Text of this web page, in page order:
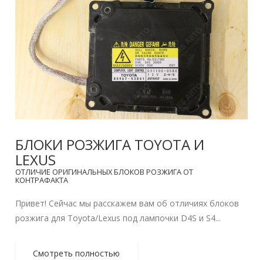
БЛОКИ РОЗЖИГА TOYOTA И
LEXUS
ОТЛИЧИЕ ОРИГИНАЛЬНЫХ БЛОКОВ РОЗЖИГА ОТ
КОНТРАФАКТА
Привет! Сейчас мы расскажем вам об отличиях блоков
розжига для Toyota/Lexus под лампочки D4S и S4...
Смотреть полностью